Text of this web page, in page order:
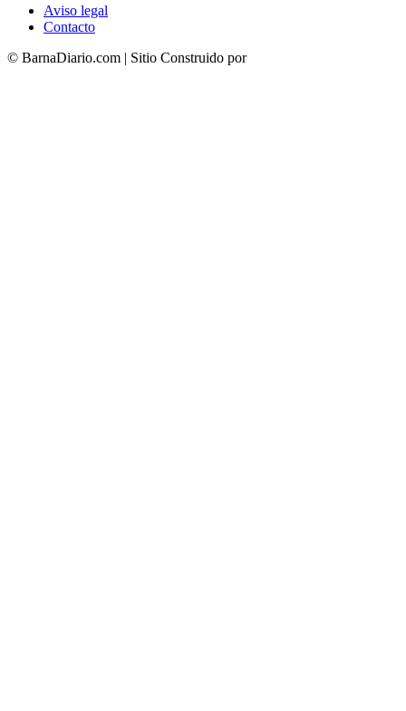
Aviso legal
Contacto
© BarnaDiario.com | Sitio Construido por